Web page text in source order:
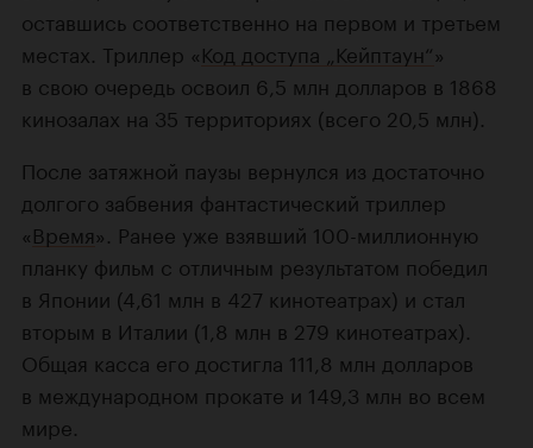
оставшись соответственно на первом и третьем
местах. Триллер «Код доступа „Кейптаун“»
в свою очередь освоил 6,5 млн долларов в 1868
кинозалах на 35 территориях (всего 20,5 млн).
После затяжной паузы вернулся из достаточно
долгого забвения фантастический триллер
«Время». Ранее уже взявший 100-миллионную
планку фильм с отличным результатом победил
в Японии (4,61 млн в 427 кинотеатрах) и стал
вторым в Италии (1,8 млн в 279 кинотеатрах).
Общая касса его достигла 111,8 млн долларов
в международном прокате и 149,3 млн во всем
мире.